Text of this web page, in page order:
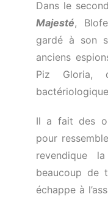
Dans le
Majesté,
gardé à son
anciens
Piz Gloria,
Il a fait des
pour
revendique
beaucoup de
échappe à